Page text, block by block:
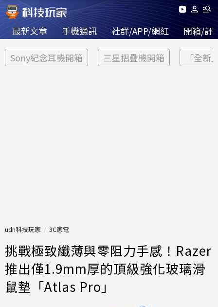
最新文章 手機通訊 社群/APP/網紅 開箱/評
Sony紀念耳機開箱 三星摺疊機開箱 「全新
udn科技玩家 3C家電
挑戰極致纖薄與零阻力手感！Razer
推出僅1.9mm厚的頂級強化玻璃滑
鼠墊「Atlas Pro」